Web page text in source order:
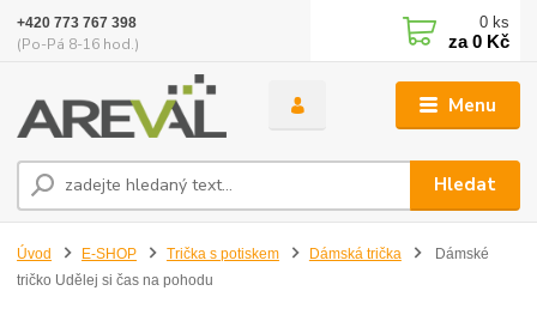
Menu
Hledat
+420 773 767 398
(Po-Pá 8-16 hod.)
0 ks
za0 Kč
Úvod E-SHOP Trička s potiskem Dámská trička
Dámské
tričko Udělej si čas na pohodu